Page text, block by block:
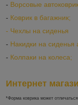
- Ворсовые
- Коврик в багажник;
- Чехлы на сиденья
- Накидки на сиденья
- Колпаки на колеса;
Интернет
*Форма коврика может